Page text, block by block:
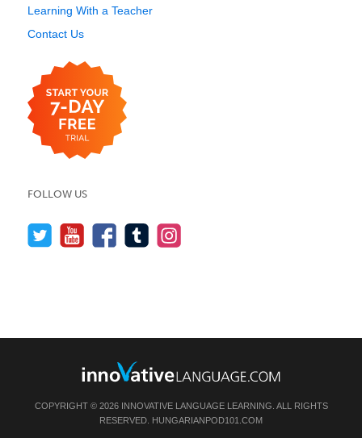
Learning With a Teacher
Contact Us
FOLLOW US
COPYRIGHT © 2026 INNOVATIVE LANGUAGE LEARNING. ALL RIGHTS
RESERVED. HUNGARIANPOD101.COM